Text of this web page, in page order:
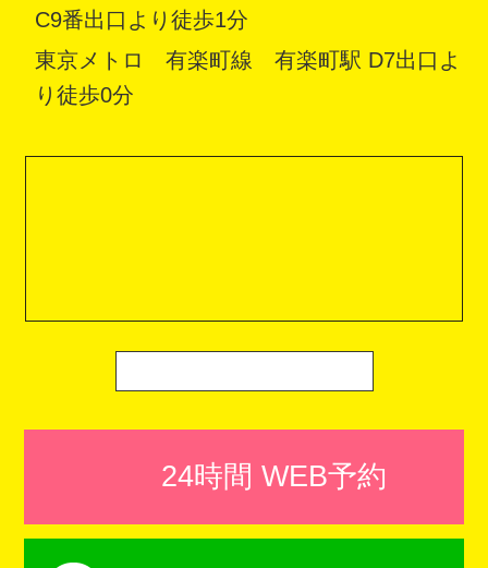
C9番出口より徒歩1分
東京メトロ 有楽町線 有楽町駅 D7出口よ
り徒歩0分
24時間 WEB予約